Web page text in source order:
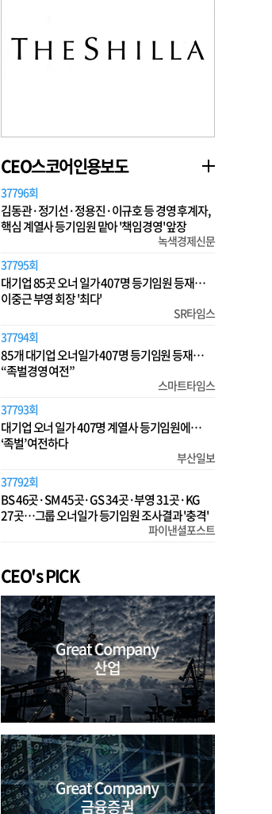
CEO스코어인용보도
37796회
김동관·정기선·정용진·이규호 등 경영 후계자,
핵심 계열사 등기임원 맡아 '책임경영' 앞장
녹색경제신문
37795회
대기업 85곳 오너 일가 407명 등기임원 등재…
이중근 부영 회장 '최다'
SR타임스
37794회
85개 대기업 오너일가 407명 등기임원 등재…
“족벌경영 여전”
스마트타임스
37793회
대기업 오너 일가 407명 계열사 등기임원에…
‘족벌’ 여전하다
부산일보
37792회
BS 46곳·SM 45곳·GS 34곳·부영 31곳·KG
27곳…그룹 오너일가 등기임원 조사결과 '충격'
파이낸셜포스트
CEO's PICK